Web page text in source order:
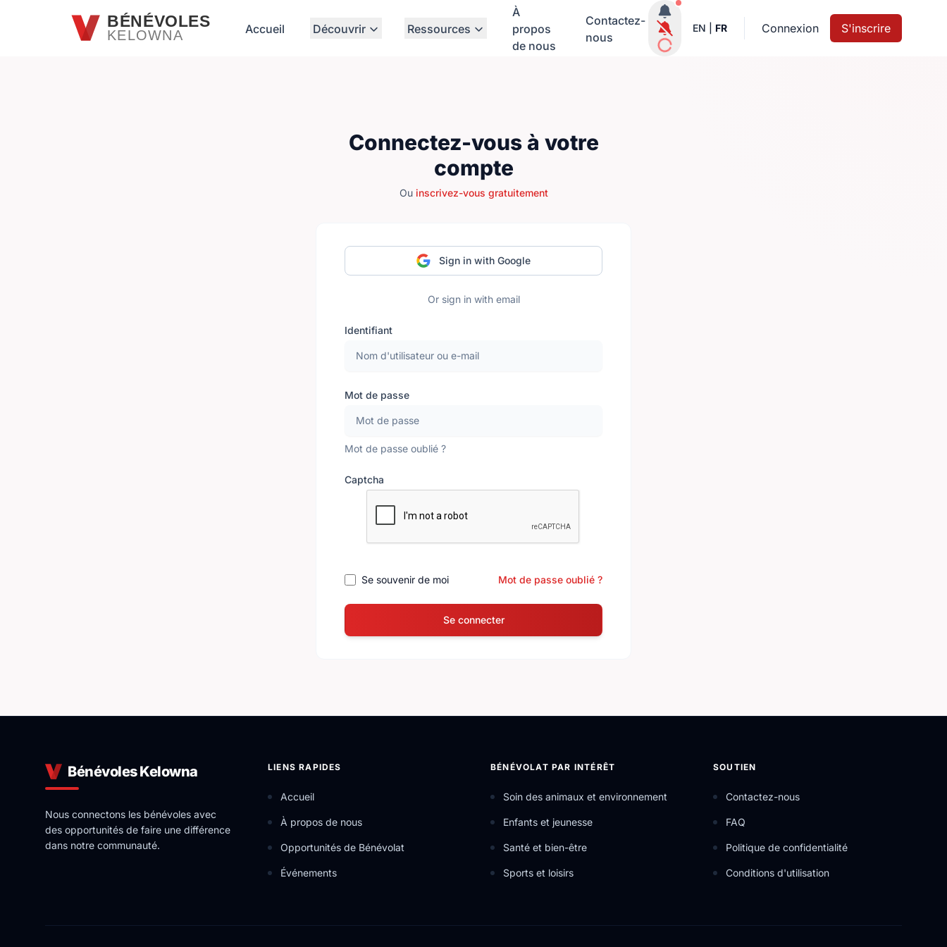
Passer au contenu principalBÉNÉVOLES
KELOWNA Accueil Découvrir Ressources
À
propos
de nous
Contactez-
nous
Notifications actives
EN FR Connexion S'inscrire
Connectez-vous à votre
compte
Ou inscrivez-vous gratuitement
Sign in with Google
Or sign in with email
Identifiant
Mot de passe
Mot de passe oublié ?
Captcha
Se souvenir de moi Mot de passe oublié ?
Se connecter
Bénévoles Kelowna
Nous connectons les bénévoles avec
des opportunités de faire une différence
dans notre communauté.
LIENS RAPIDES
Accueil
À propos de nous
Opportunités de Bénévolat
Événements
BÉNÉVOLAT PAR INTÉRÊT
Soin des animaux et environnement
Enfants et jeunesse
Santé et bien-être
Sports et loisirs
SOUTIEN
Contactez-nous
FAQ
Politique de confidentialité
Conditions d'utilisation